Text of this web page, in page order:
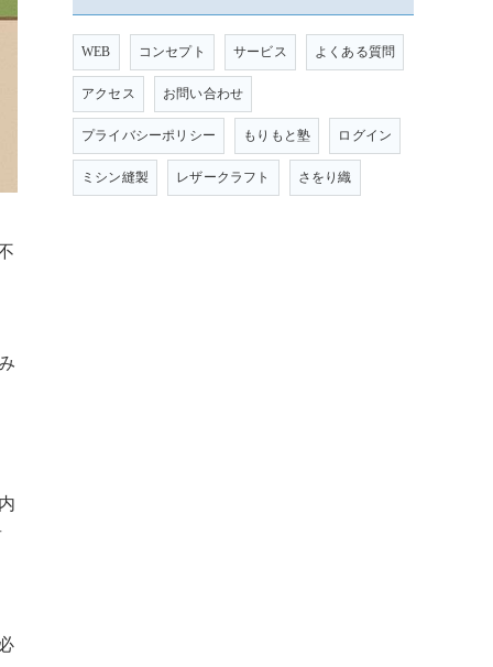
WEB コンセプト サービス よくある質問
アクセス お問い合わせ
プライバシーポリシー もりもと塾 ログイン
ミシン縫製 レザークラフト さをり織